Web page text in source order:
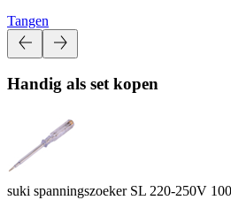
Tangen
Handig als set kopen
suki spanningszoeker SL 220-250V